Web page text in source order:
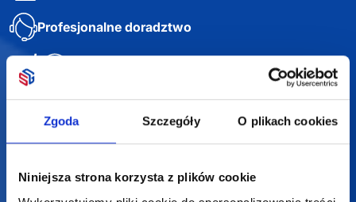
Zgoda Szczegóły O plikach cookies
Niniejsza strona korzysta z plików cookie
Profesjonalne doradztwo
JAKUB LIEBELT